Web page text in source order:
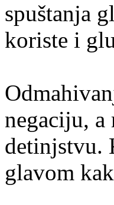
spuštanja
koriste i
negaciju,
detinjstvu.
glavom